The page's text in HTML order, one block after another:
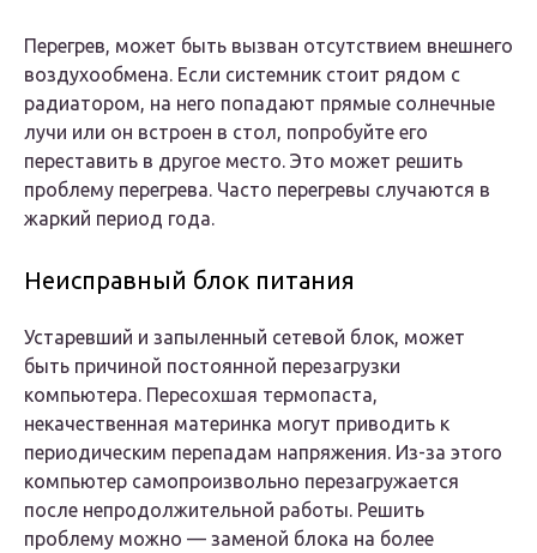
Перегрев, может быть вызван отсутствием внешнего
воздухообмена. Если системник стоит рядом с
радиатором, на него попадают прямые солнечные
лучи или он встроен в стол, попробуйте его
переставить в другое место. Это может решить
проблему перегрева. Часто перегревы случаются в
жаркий период года.
Неисправный блок питания
Устаревший и запыленный сетевой блок, может
быть причиной постоянной перезагрузки
компьютера. Пересохшая термопаста,
некачественная материнка могут приводить к
периодическим перепадам напряжения. Из-за этого
компьютер самопроизвольно перезагружается
после непродолжительной работы. Решить
проблему можно — заменой блока на более